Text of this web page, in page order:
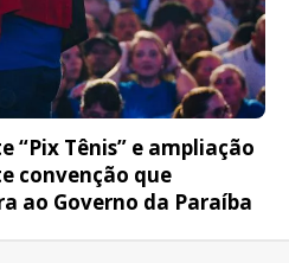
“Pix Tênis” e ampliação
convenção que
ao Governo da Paraíba